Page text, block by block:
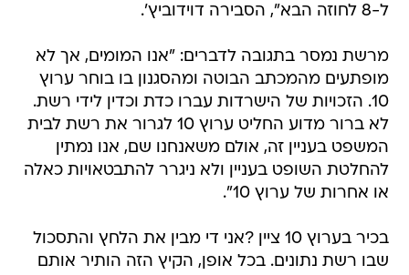
ל-8 לחוזה הבא", הסבירה דוידוביץ'.
מרשת נמסר בתגובה לדברים: "אנו המומים, אך לא
מופתעים מהמכתב הבוטה ומהסגנון בו בוחר ערוץ
10. הזכויות של הישרדות עברו כדת וכדין לידי רשת.
לא ברור מדוע החליט ערוץ 10 לגרור את רשת לבית
המשפט בעניין זה, אולם משאנחנו שם, אנו נמתין
להחלטת השופט בעניין ולא ניגרר להתבטאויות כאלה
או אחרות של ערוץ 10".
בכיר בערוץ 10 ציין ?אני די מבין את הלחץ והתסכול
שבו רשת נתונים. בכל אופן, הקיץ הזה הותיר אותם